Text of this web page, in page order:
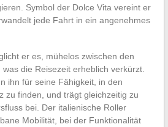
Symbol der Dolce Vita vereint er
jede Fahrt in ein angenehmes
er es, mühelos zwischen den
die Reisezeit erheblich verkürzt.
ihn für seine Fähigkeit, in den
zu finden, und trägt gleichzeitig zu
bei. Der italienische Roller
Mobilität, bei der Funktionalität